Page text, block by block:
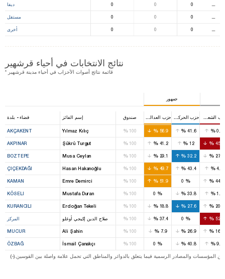
ديفا 0 0 0
مستقل 0 0 0
أخرى 0 0 0
نتائج الانتخابات في أحياء قرشهير
* قائمة نتائج أصوات الأحزاب في أحياء مدينة قرشهير
جمهور
قضاء - بلدة إسم الفائز صندوق
AKÇAKENT Yılmaz Kılıç %100 %56.9 % 41.6 %0.5
AKPINAR Şükrü Turgut %100 %41.2 % 12 % 45.1
BOZTEPE Musa Ceylan %100 %29.1 % 32.2 % 27.2
ÇIÇEKDAĞI Hasan Hakanoğlu %100 %49.7 % 43.4 %4.1
KAMAN Emre Demirci %100 %51.9 % % 44.3
KÖSELI Mustafa Duran %100 % % 33.8 %1.4
KURANCILI Erdoğan Tekeli %100 %18.8 % 27.6 % 20.4
المركز صلاح الدين إكيجي أوغلو %100 %37.4 % % 52.9
MUCUR Ali Şahin %100 % 7.9 % 26.9 % 16.2
ÖZBAĞ İsmail Çanakçı %100 % % 40.8 %9.4
المؤسسات والمصادر الرسمية فيما يتعلق بالدوائر والمناطق التي تحمل علامة واصلة بين القوسين